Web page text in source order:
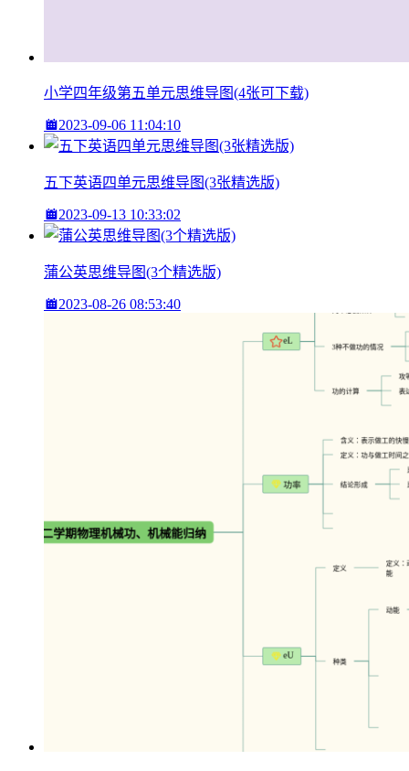
小学四年级第五单元思维导图(4张可下载)
2023-09-06 11:04:10
五下英语四单元思维导图(3张精选版)
2023-09-13 10:33:02
蒲公英思维导图(3个精选版)
2023-08-26 08:53:40